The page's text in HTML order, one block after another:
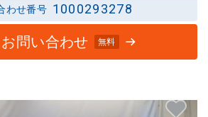
わせ番号 1000293278
お問い合わせ 無料